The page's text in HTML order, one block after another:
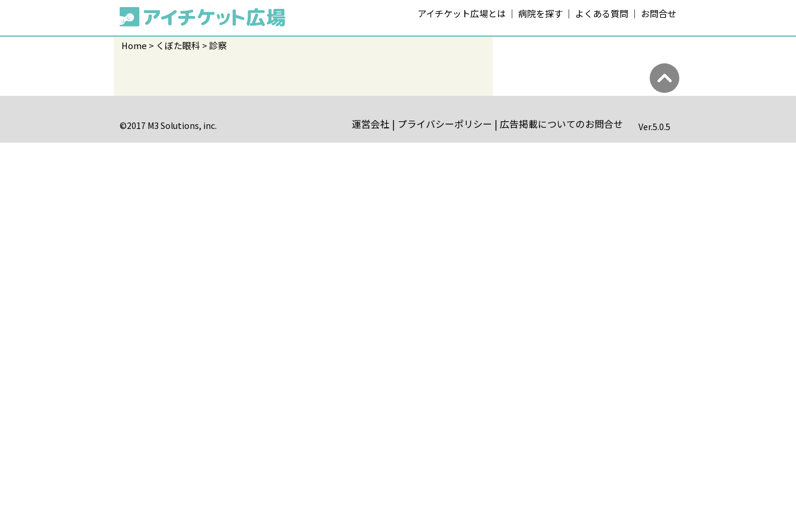
アイチケット広場とは 病院を探す よくある質問 お問合せ
Home くぼた眼科 診察
運営会社 プライバシーポリシー 広告掲載についてのお問合せ
©2017 M3 Solutions, inc. Ver.5.0.5